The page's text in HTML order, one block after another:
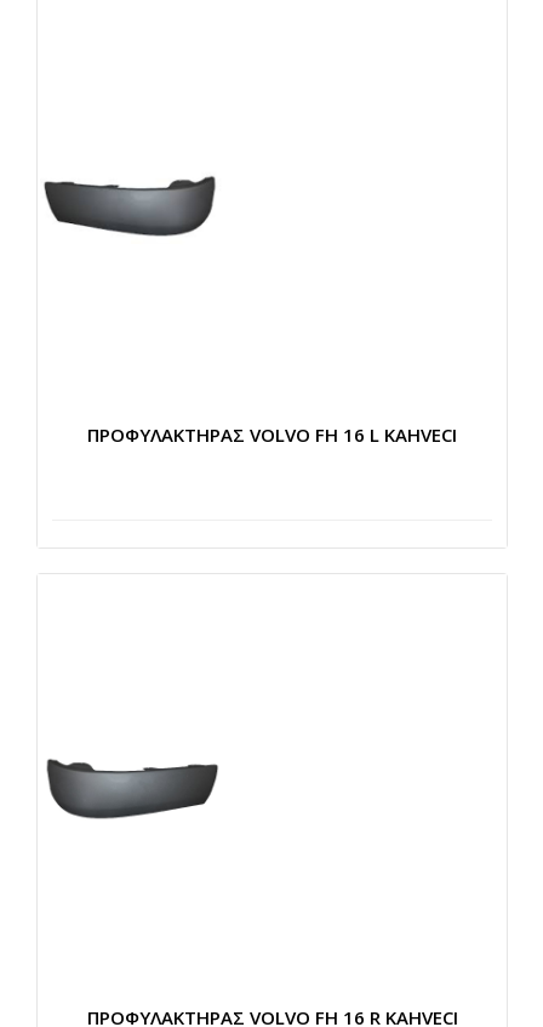
ΠΡΟΦΥΛΑΚΤΗΡΑΣ VOLVO FH 16 L KAHVECI
ΠΡΟΦΥΛΑΚΤΗΡΑΣ VOLVO FH 16 R KAHVECI